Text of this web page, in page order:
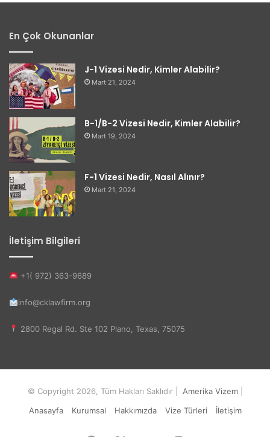
En Çok Okunanlar
J-1 Vizesi Nedir, Kimler Alabilir?
Mart 21, 2024
B-1/B-2 Vizesi Nedir, Kimler Alabilir?
Mart 19, 2024
F-1 Vizesi Nedir, Nasıl Alınır?
Mart 21, 2024
İletişim Bilgileri
+1( 972) 363-9689
info@cklawfirm.org
2800 Regal Rd. Ste 102 Plano, Texas, 75075
© Copyright 2026, Tüm Hakları Saklıdır | Amerika Vizem|
Anasayfa
Kurumsal Hakkımızda Vize Türleri İletişim